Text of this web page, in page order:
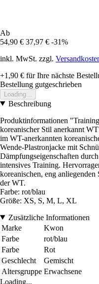
Ab
54,90 € 37,97 € -31%
inkl. MwSt. zzgl.
+1,90 € für Ihre nächste
Bestellung gutgeschrieben
Loading...
Beschreibung
Produktinformationen
koreanischer Stil anerkannt
im WT-anerkannten
Wende-Plastronjacke mit
Dämpfungseigenschaften
intensives Training.
koreanischen, eng
der WT.
Farbe: rot/blau
Größe: XS, S, M, L, XL
Zusätzliche Informationen
Marke
Kwon
Farbe
rot/blau
Farbe
Rot
Geschlecht
Gemischt
Altersgruppe Erwachsene
Loading...